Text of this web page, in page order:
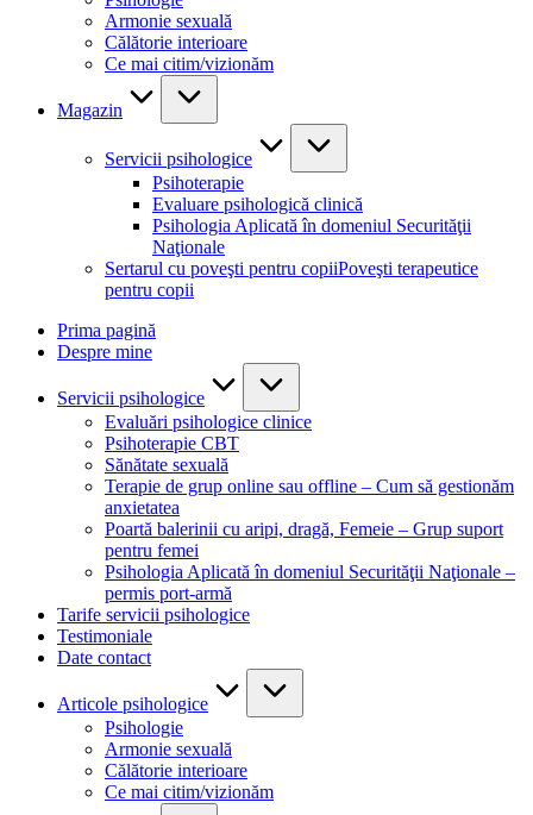
Armonie sexuală
Călătorie interioare
Ce mai citim/vizionăm
Magazin
Servicii psihologice
Psihoterapie
Evaluare psihologică clinică
Psihologia Aplicată în domeniul Securităţii
Naţionale
Sertarul cu poveşti pentru copiiPoveşti terapeutice
pentru copii
Prima pagină
Despre mine
Servicii psihologice
Evaluări psihologice clinice
Psihoterapie CBT
Sănătate sexuală
Terapie de grup online sau offline – Cum să gestionăm
anxietatea
Poartă balerinii cu aripi, dragă, Femeie – Grup suport
pentru femei
Psihologia Aplicată în domeniul Securităţii Naţionale –
permis port-armă
Tarife servicii psihologice
Testimoniale
Date contact
Articole psihologice
Psihologie
Armonie sexuală
Călătorie interioare
Ce mai citim/vizionăm